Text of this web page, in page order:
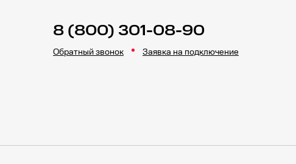
8 (800) 301-08-90
Обратный звонок Заявка на подключение